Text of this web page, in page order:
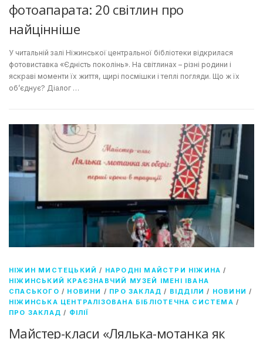
фотоапарата: 20 світлин про
найцінніше
У читальній залі Ніжинської центральної бібліотеки відкрилася
фотовиставка «Єдність поколінь». На світлинах – різні родини і
яскраві моменти їх життя, щирі посмішки і теплі погляди. Що ж їх
об’єднує? Діалог …
НІЖИН МИСТЕЦЬКИЙ / НАРОДНІ МАЙСТРИ НІЖИНА /
НІЖИНСЬКИЙ КРАЄЗНАВЧИЙ МУЗЕЙ ІМЕНІ ІВАНА
СПАСЬКОГО / НОВИНИ / ПРО ЗАКЛАД / ВІДДІЛИ / НОВИНИ /
НІЖИНСЬКА ЦЕНТРАЛІЗОВАНА БІБЛІОТЕЧНА СИСТЕМА /
ПРО ЗАКЛАД / ФІЛІЇ
Майстер-класи «Лялька-мотанка як